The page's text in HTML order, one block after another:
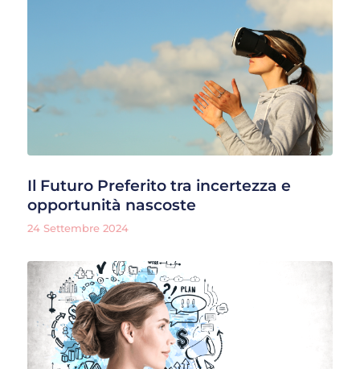
Il Futuro Preferito tra incertezza e
opportunità nascoste
24 Settembre 2024